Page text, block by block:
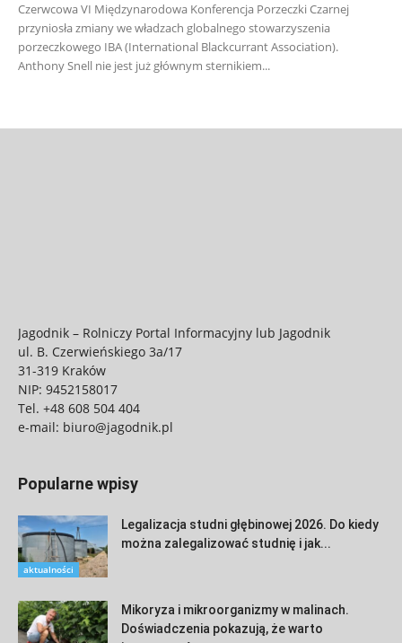
Czerwcowa VI Międzynarodowa Konferencja Porzeczki Czarnej
przyniosła zmiany we władzach globalnego stowarzyszenia
porzeczkowego IBA (International Blackcurrant Association).
Anthony Snell nie jest już głównym sternikiem...
Jagodnik – Rolniczy Portal Informacyjny lub Jagodnik
ul. B. Czerwieńskiego 3a/17
31-319 Kraków
NIP: 9452158017
Tel. +48 608 504 404
e-mail: biuro@jagodnik.pl
Popularne wpisy
aktualności
Legalizacja studni głębinowej 2026. Do kiedy
można zalegalizować studnię i jak...
Mikoryza i mikroorganizmy w malinach.
Doświadczenia pokazują, że warto